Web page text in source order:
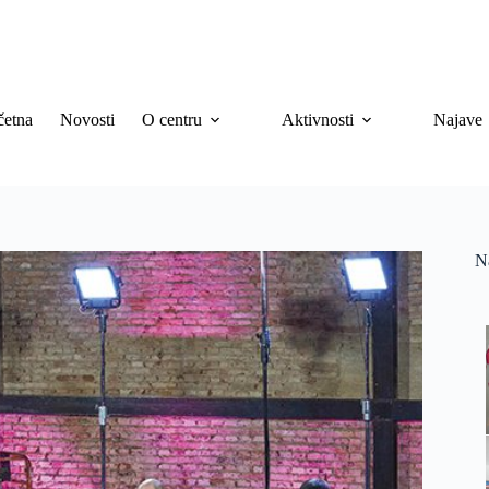
Novosti O centru Aktivnosti Najave